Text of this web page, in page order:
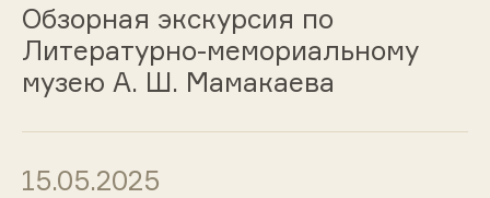
Обзорная экскурсия по
Литературно-мемориальному
музею А. Ш. Мамакаева
15.05.2025